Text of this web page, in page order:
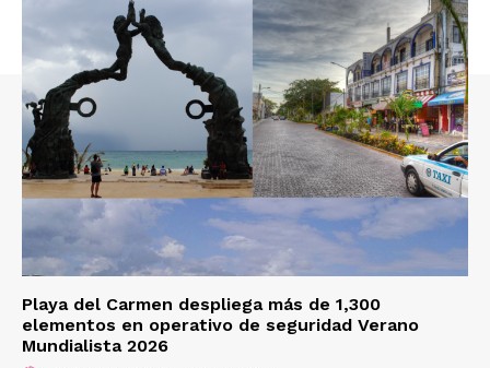
Playa del Carmen despliega más de 1,300
elementos en operativo de seguridad Verano
Mundialista 2026